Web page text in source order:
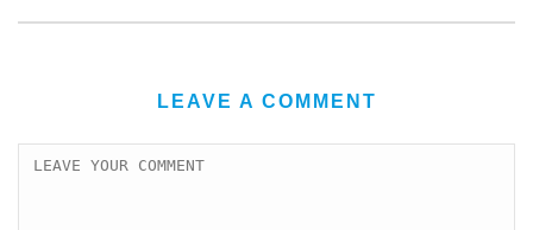
LEAVE A COMMENT